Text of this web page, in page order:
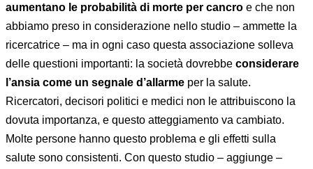
aumentano le probabilità di morte per cancro e che non
abbiamo preso in considerazione nello studio – ammette la
ricercatrice – ma in ogni caso questa associazione solleva
delle questioni importanti: la società dovrebbe considerare
l’ansia come un segnale d’allarme per la salute.
Ricercatori, decisori politici e medici non le attribuiscono la
dovuta importanza, e questo atteggiamento va cambiato.
Molte persone hanno questo problema e gli effetti sulla
salute sono consistenti. Con questo studio – aggiunge –